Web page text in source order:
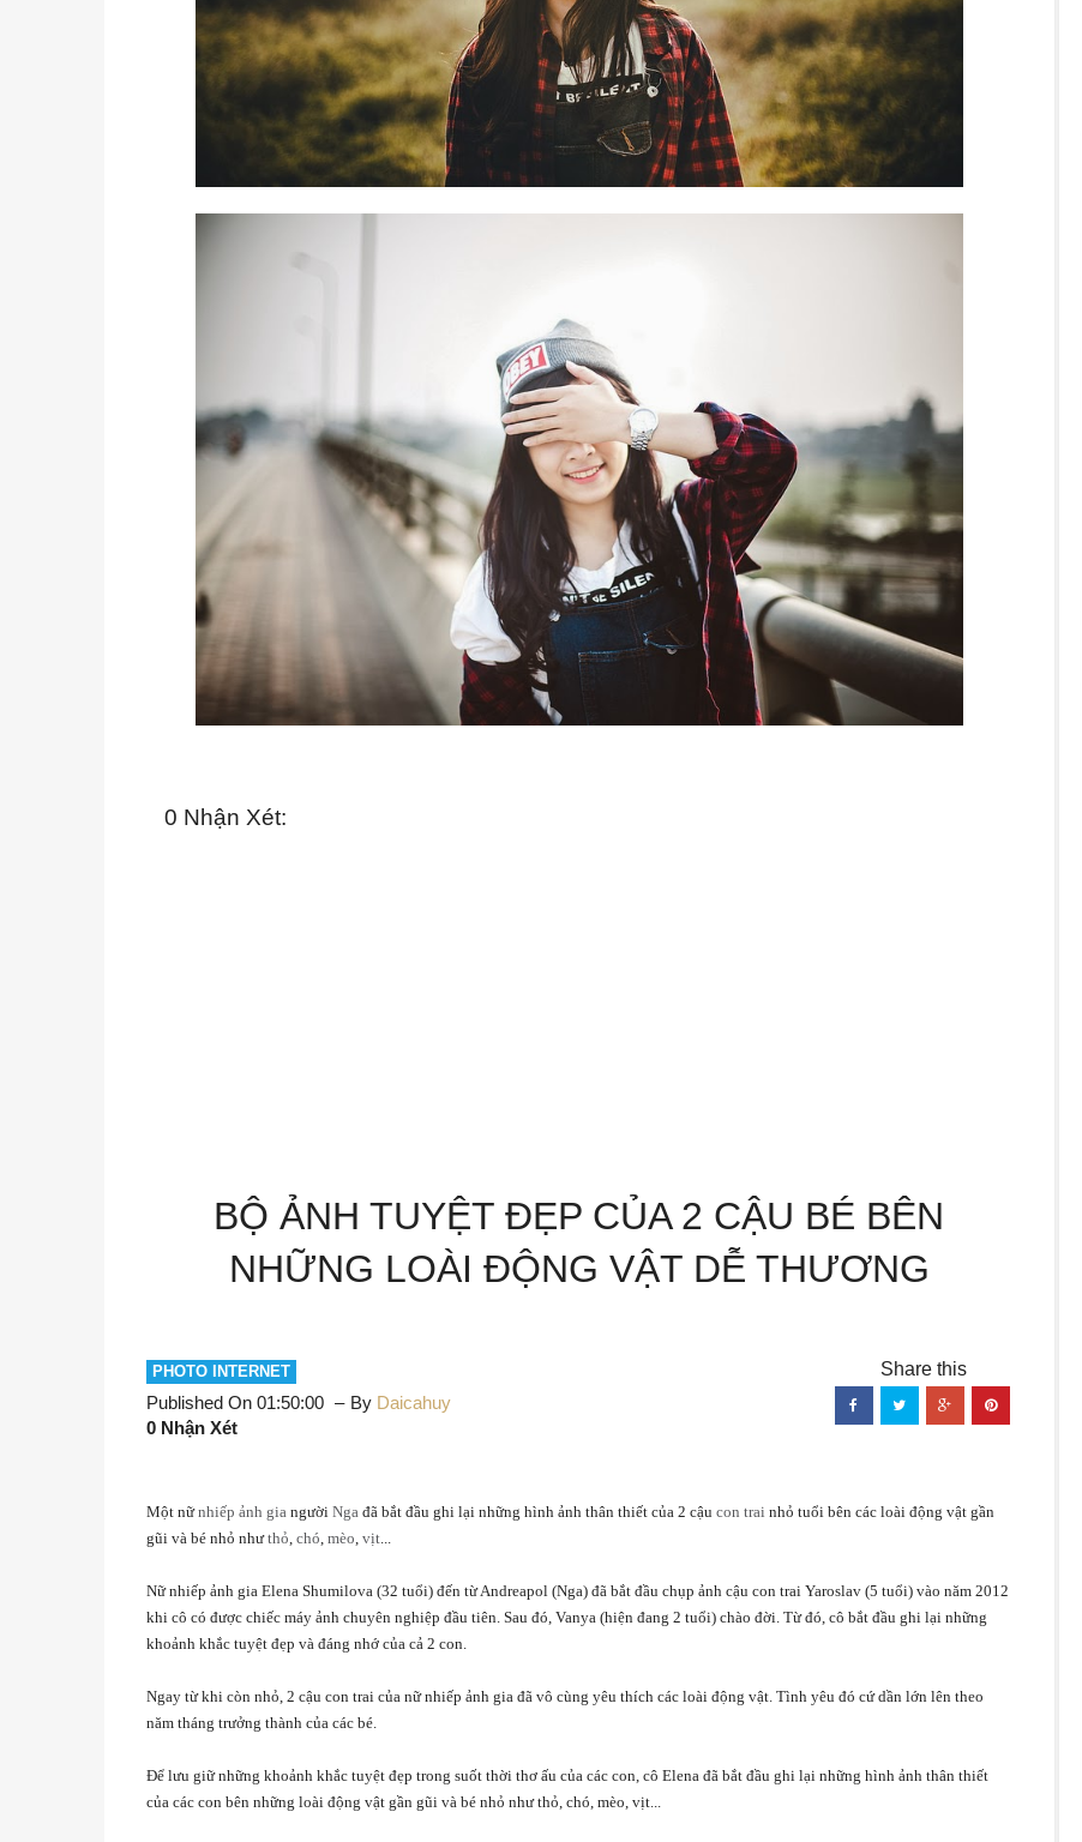
0 Nhận Xét:
BỘ ẢNH TUYỆT ĐẸP CỦA 2 CẬU BÉ BÊN
NHỮNG LOÀI ĐỘNG VẬT DỄ THƯƠNG
PHOTO INTERNET
Published On 01:50:00 By Daicahuy
0 Nhận Xét
Một nữnhiếp ảnh gia người Nga đã bắt đầu ghi lại những hình ảnh thân thiết của 2 cậu con trai nhỏ tuổi bên các loài động vật gần
gũi và bé nhỏ nhưthỏ chó mèo vịt
Nữ nhiếp ảnh gia Elena Shumilova (32 tuổi) đến từ Andreapol (Nga) đã bắt đầu chụp ảnh cậu con trai Yaroslav (5 tuổi) vào năm 2012
khi cô có được chiếc máy ảnh chuyên nghiệp đầu tiên. Sau đó, Vanya (hiện đang 2 tuổi) chào đời. Từ đó, cô bắt đầu ghi lại những
khoảnh khắc tuyệt đẹp và đáng nhớ của cả 2 con.
Ngay từ khi còn nhỏ, 2 cậu con trai của nữ nhiếp ảnh gia đã vô cùng yêu thích các loài động vật. Tình yêu đó cứ dần lớn lên theo
năm tháng trưởng thành của các bé.
Để lưu giữ những khoảnh khắc tuyệt đẹp trong suốt thời thơ ấu của các con, cô Elena đã bắt đầu ghi lại những hình ảnh thân thiết
của các con bên những loài động vật gần gũi và bé nhỏ như thỏ, chó, mèo, vịt...